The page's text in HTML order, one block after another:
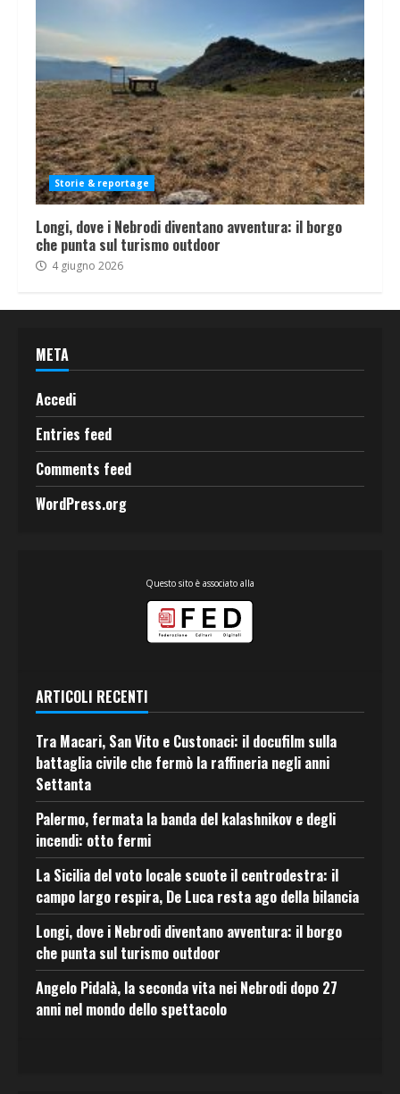
Storie & reportage
Longi, dove i Nebrodi diventano avventura: il borgo
che punta sul turismo outdoor
4 giugno 2026
META
Accedi
Entries feed
Comments feed
WordPress.org
Questo sito è associato alla
ARTICOLI RECENTI
Tra Macari, San Vito e Custonaci: il docufilm sulla
battaglia civile che fermò la raffineria negli anni
Settanta
Palermo, fermata la banda del kalashnikov e degli
incendi: otto fermi
La Sicilia del voto locale scuote il centrodestra: il
campo largo respira, De Luca resta ago della bilancia
Longi, dove i Nebrodi diventano avventura: il borgo
che punta sul turismo outdoor
Angelo Pidalà, la seconda vita nei Nebrodi dopo 27
anni nel mondo dello spettacolo